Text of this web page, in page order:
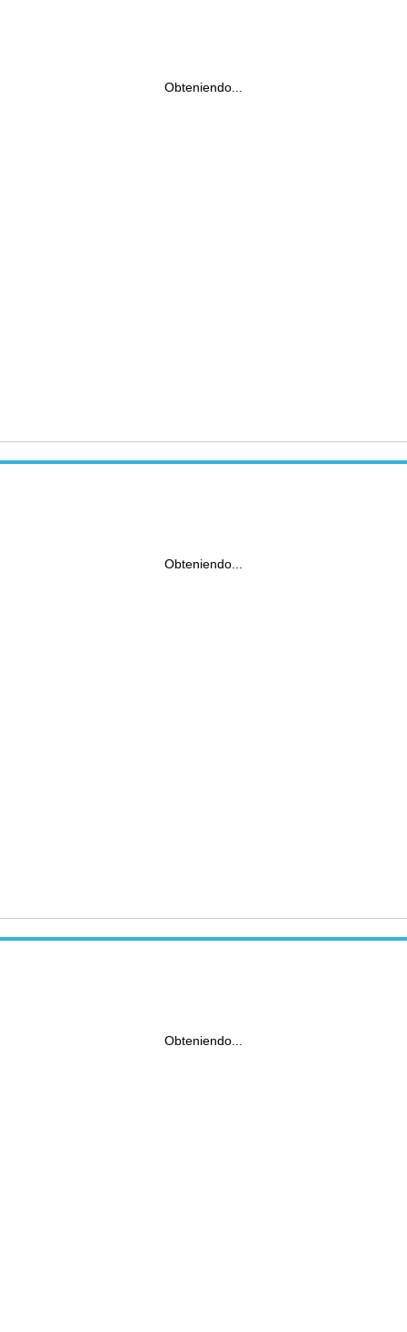
Obteniendo...
Obteniendo...
Obteniendo...